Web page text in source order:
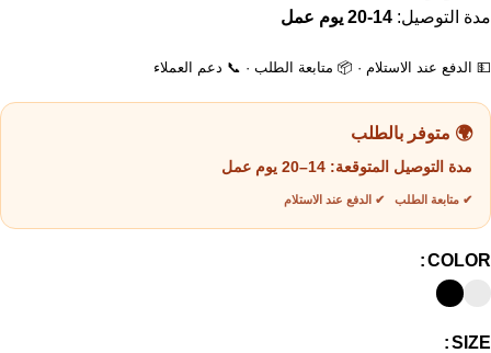
مدة التوصيل: 14-20 يوم عمل
💵 الدفع عند الاستلام · 📦 متابعة الطلب · 📞 دعم العملاء
🌍 متوفر بالطلب
مدة التوصيل المتوقعة: 14–20 يوم عمل
✔ متابعة الطلب ✔ الدفع عند الاستلام
COLOR
SIZE